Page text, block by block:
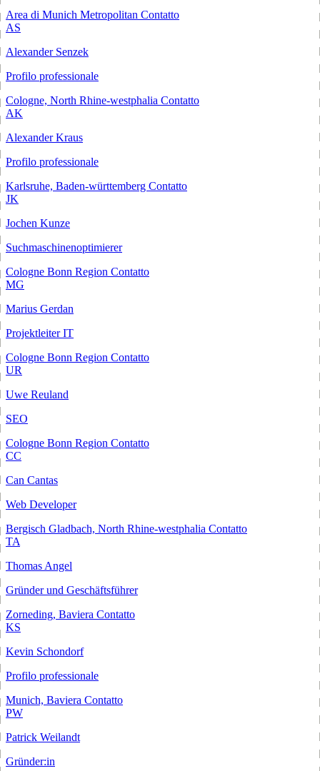
Area di Munich Metropolitan Contatto
AS
Alexander Senzek
Profilo professionale
Cologne, North Rhine-westphalia Contatto
AK
Alexander Kraus
Profilo professionale
Karlsruhe, Baden-württemberg Contatto
JK
Jochen Kunze
Suchmaschinenoptimierer
Cologne Bonn Region Contatto
MG
Marius Gerdan
Projektleiter IT
Cologne Bonn Region Contatto
UR
Uwe Reuland
SEO
Cologne Bonn Region Contatto
CC
Can Cantas
Web Developer
Bergisch Gladbach, North Rhine-westphalia Contatto
TA
Thomas Angel
Gründer und Geschäftsführer
Zorneding, Baviera Contatto
KS
Kevin Schondorf
Profilo professionale
Munich, Baviera Contatto
PW
Patrick Weilandt
Gründer:in